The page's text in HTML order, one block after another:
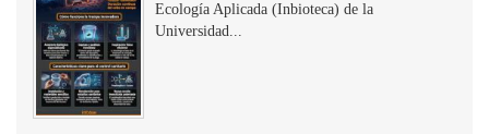
Ecología Aplicada (Inbioteca) de la
Universidad...